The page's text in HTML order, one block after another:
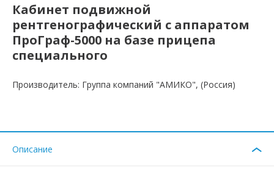
Кабинет подвижной
рентгенографический с аппаратом
ПроГраф-5000 на базе прицепа
специального
Производитель: Группа компаний "АМИКО", (Россия)
Описание